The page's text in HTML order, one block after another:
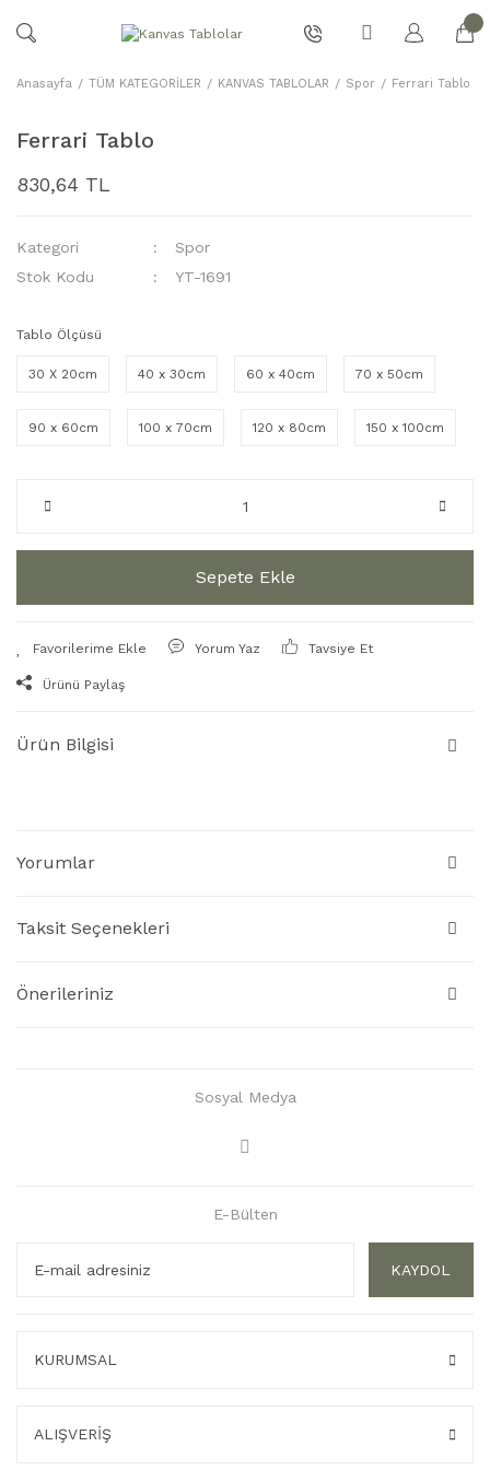
Anasayfa TÜM KATEGORİLER KANVAS TABLOLAR Spor Ferrari Tablo
Ferrari Tablo
830,64 TL
Kategori
Spor
Stok Kodu
YT-1691
Tablo Ölçüsü
30 X 20cm 40 x 30cm 60 x 40cm 70 x 50cm
90 x 60cm 100 x 70cm 120 x 80cm 150 x 100cm
Sepete Ekle
Yorum Yaz Tavsiye Et
Ürünü Paylaş
Ürün Bilgisi
Yorumlar
Taksit Seçenekleri
Önerileriniz
Sosyal Medya
E-Bülten
KAYDOL
KURUMSAL
ALIŞVERİŞ